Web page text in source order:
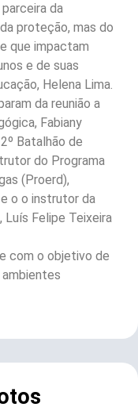
da
proteção, mas do
que impactam
e de suas
Helena Lima.
da reunião a
Fabiany
Batalhão de
do Programa
(Proerd),
o o instrutor da
Luís Felipe Teixeira
com o objetivo de